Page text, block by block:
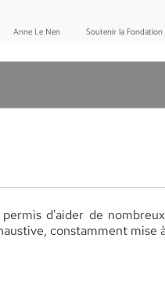
Anne Le Nen Soutenir la Fondation
d'aider de
constamment mise